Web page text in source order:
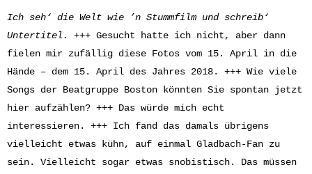
Ich seh‘ die Welt wie ’n Stummfilm und schreib‘
Untertitel. +++ Gesucht hatte ich nicht, aber dann
fielen mir zufällig diese Fotos vom 15. April in die
Hände – dem 15. April des Jahres 2018. +++ Wie viele
Songs der Beatgruppe Boston könnten Sie spontan jetzt
hier aufzählen? +++ Das würde mich echt
interessieren. +++ Ich fand das damals übrigens
vielleicht etwas kühn, auf einmal Gladbach-Fan zu
sein. Vielleicht sogar etwas snobistisch. Das müssen